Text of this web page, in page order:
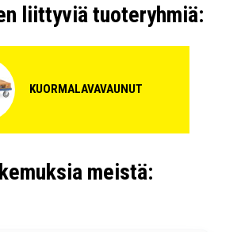
liittyviä tuoteryhmiä:
KUORMALAVAVAUNUT
meistä: